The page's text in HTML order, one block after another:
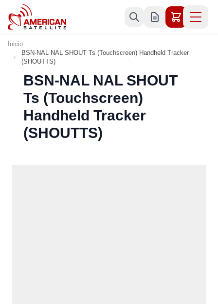
Ir al contenido
Inicio
BSN-NAL NAL SHOUT Ts (Touchscreen) Handheld Tracker
(SHOUTTS)
BSN-NAL NAL SHOUT
Ts (Touchscreen)
Handheld Tracker
(SHOUTTS)